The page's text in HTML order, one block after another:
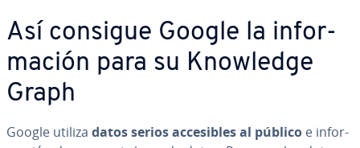
Así consigue Google la in­fo­r­
ma­ción para su Knowledge
Graph
Google utiliza datos serios ac­ce­si­bles al público e in­fo­r­